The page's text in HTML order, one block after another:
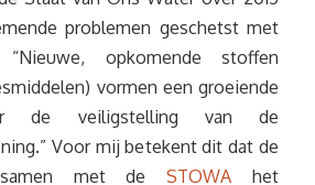
problemen geschetst met
opkomende stoffen
vormen een groeiende
de veiligstelling van de
Voor mij betekent dit dat de
samen met deSTOWA het